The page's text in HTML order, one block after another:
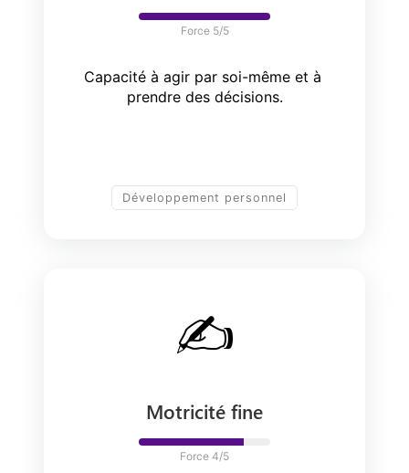
Force 5/5
Capacité à agir par soi-même et à
prendre des décisions.
Développement personnel
✍️
Motricité fine
Force 4/5